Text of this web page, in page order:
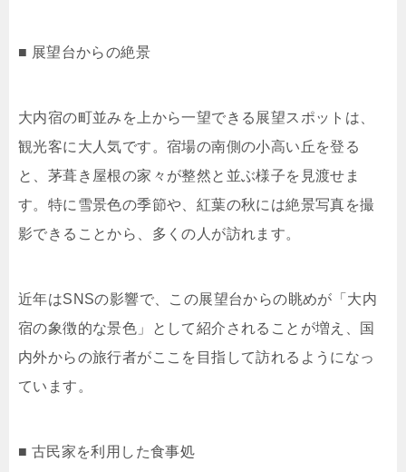
■ 展望台からの絶景
大内宿の町並みを上から一望できる展望スポットは、
観光客に大人気です。宿場の南側の小高い丘を登る
と、茅葺き屋根の家々が整然と並ぶ様子を見渡せま
す。特に雪景色の季節や、紅葉の秋には絶景写真を撮
影できることから、多くの人が訪れます。
近年はSNSの影響で、この展望台からの眺めが「大内
宿の象徴的な景色」として紹介されることが増え、国
内外からの旅行者がここを目指して訪れるようになっ
ています。
■ 古民家を利用した食事処